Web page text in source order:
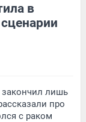
в
лишь
про
с раком